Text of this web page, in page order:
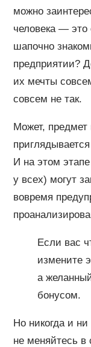
можно
человека — это
шапочно
предприятии?
их мечты
совсем не так.
Может, предмет
И на этом
у всех) могут
вовремя
Если вас
измените
а
бонусом.
Но никогда и ни
не меняйтесь в